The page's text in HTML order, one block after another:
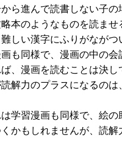
ら進んで読書しない子
本のようなものを読ま
しい漢字にふりがなが
も同様で、漫画の中の
、漫画を読むことは決し
解力のプラスになるのは
学習漫画も同様で、絵
かもしれませんが、読解